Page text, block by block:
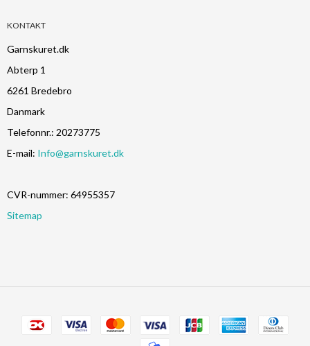
KONTAKT
Garnskuret.dk
Abterp 1
6261 Bredebro
Danmark
Telefonnr.: 20273775
E-mail: Info@garnskuret.dk
CVR-nummer: 64955357
Sitemap